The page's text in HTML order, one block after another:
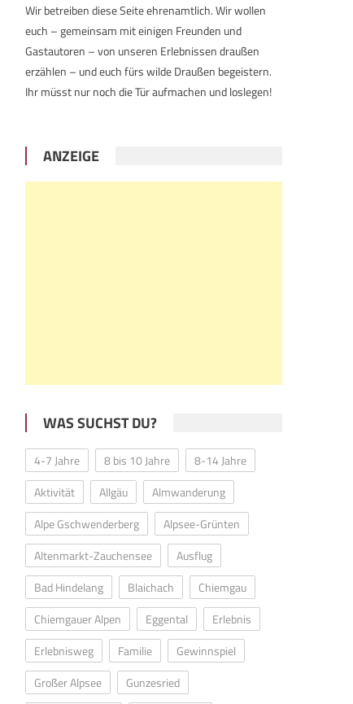
Wir betreiben diese Seite ehrenamtlich. Wir wollen
euch – gemeinsam mit einigen Freunden und
Gastautoren – von unseren Erlebnissen draußen
erzählen – und euch fürs wilde Draußen begeistern.
Ihr müsst nur noch die Tür aufmachen und loslegen!
ANZEIGE
WAS SUCHST DU?
4-7 Jahre 8 bis 10 Jahre
8-14 Jahre
Aktivität
Allgäu
Almwanderung
Alpe Gschwenderberg
Alpsee-Grünten
Altenmarkt-Zauchensee
Ausflug
Bad Hindelang
Blaichach
Chiemgau
Chiemgauer Alpen
Eggental
Erlebnis
Erlebnisweg
Familie
Gewinnspiel
Großer Alpsee
Gunzesried